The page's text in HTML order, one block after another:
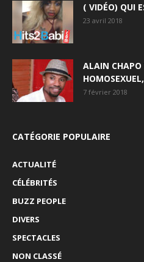
( VIDÉO) QUI
23 avril 2018
ALAIN CHAPO
7 février 2018
CATÉGORIE POPULAIRE
ACTUALITÉ
CÉLÉBRITÉS
BUZZ PEOPLE
DIVERS
SPECTACLES
NON CLASSÉ